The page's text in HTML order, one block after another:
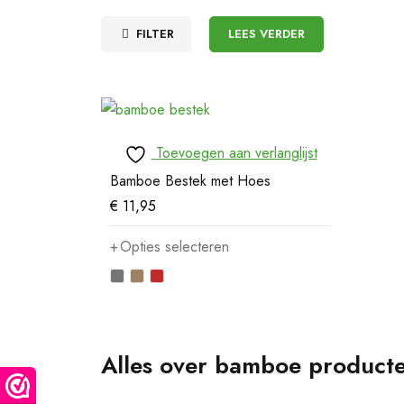
FILTER LEES VERDER
Toevoegen aan verlanglijst
Bamboe Bestek met Hoes
€ 11,95
Opties selecteren
Alles over bamboe